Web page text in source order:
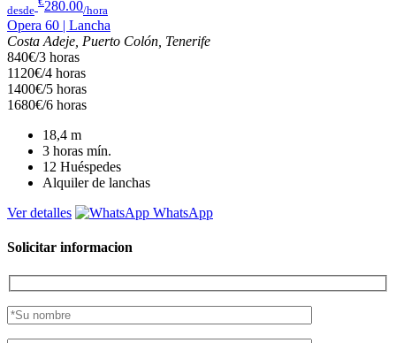
desde 280.00/hora
Opera 60 | Lancha
Costa Adeje, Puerto Colón, Tenerife
840€/3 horas
1120€/4 horas
1400€/5 horas
1680€/6 horas
18,4 m
3 horas mín.
12 Huéspedes
Alquiler de lanchas
Ver detalles
WhatsApp
Solicitar informacion